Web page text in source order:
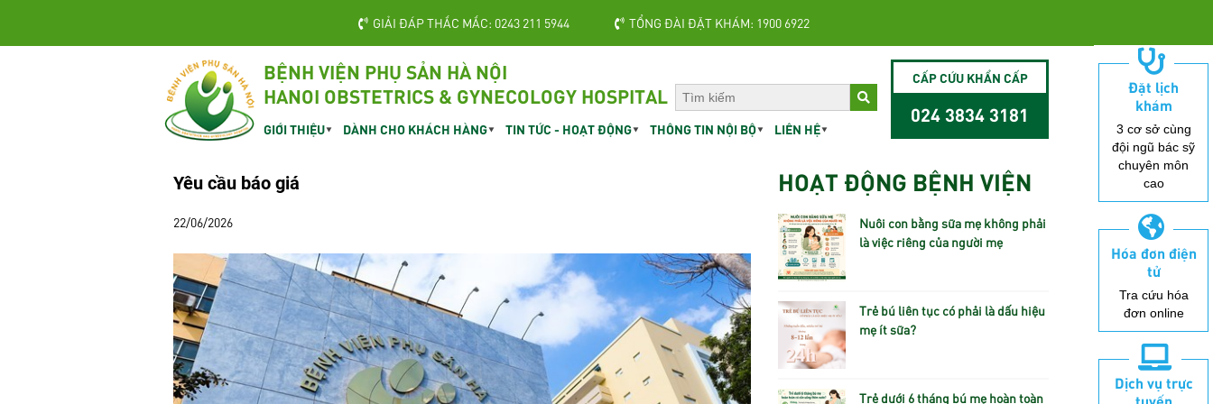
GIẢI ĐÁP THẮC MẮC: 0243 211 5944 TỔNG ĐÀI ĐẶT KHÁM: 1900 6922
BỆNH VIỆN PHỤ SẢN HÀ NỘI
HANOI OBSTETRICS & GYNECOLOGY HOSPITAL
GIỚI THIỆU DÀNH CHO KHÁCH HÀNG TIN TỨC - HOẠT ĐỘNG THÔNG TIN NỘI BỘ LIÊN HỆ
CẤP CỨU KHẨN CẤP
024 3834 3181
Yêu cầu báo giá
22/06/2026
HOẠT ĐỘNG BỆNH VIỆN
Nuôi con bằng sữa mẹ không phải
là việc riêng của người mẹ
Trẻ bú liên tục có phải là dấu hiệu
mẹ ít sữa?
Trẻ dưới 6 tháng bú mẹ hoàn toàn
Đặt lịch
khám
3 cơ sở cùng
đội ngũ bác sỹ
chuyên môn
cao
Hóa đơn điện
tử
Tra cứu hóa
đơn online
Dịch vụ trực
tuyến